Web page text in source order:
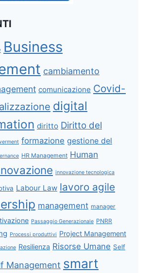
Business
cambiamento
comunicazione Covid-
digital
diritto Diritto del
formazione gestione del
HR Management Human
innovazione tecnologica
Labour Law lavoro agile
management manager
Passaggio Generazionale PNRR
Processi produttivi Project Management
Resilienza Risorse Umane Self
Management smart